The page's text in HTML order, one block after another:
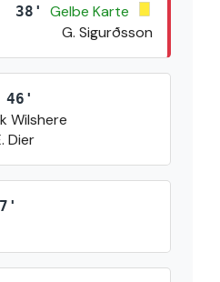
38'
Gelbe Karte
G. Sigurðsson
46'
Wilshere
Dier